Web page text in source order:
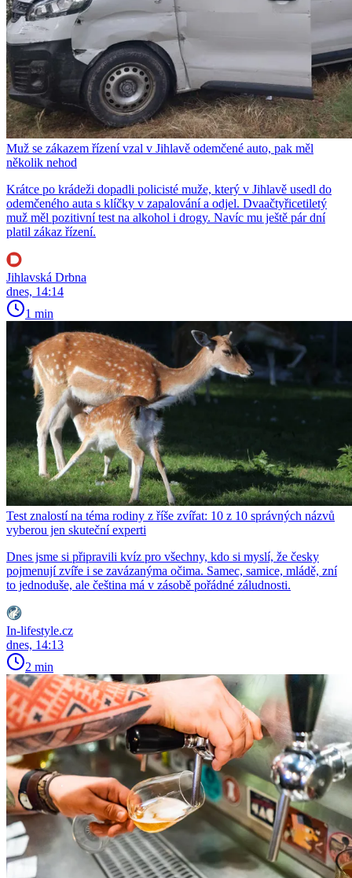
Muž se zákazem řízení vzal v Jihlavě odemčené auto, pak měl
několik nehod
Krátce po krádeži dopadli policisté muže, který v Jihlavě usedl do
odemčeného auta s klíčky v zapalování a odjel. Dvaačtyřicetiletý
muž měl pozitivní test na alkohol i drogy. Navíc mu ještě pár dní
platil zákaz řízení.
Jihlavská Drbna
dnes, 14:14
1 min
Test znalostí na téma rodiny z říše zvířat: 10 z 10 správných názvů
vyberou jen skuteční experti
Dnes jsme si připravili kvíz pro všechny, kdo si myslí, že česky
pojmenují zvíře i se zavázanýma očima. Samec, samice, mládě, zní
to jednoduše, ale čeština má v zásobě pořádné záludnosti.
In-lifestyle.cz
dnes, 14:13
2 min